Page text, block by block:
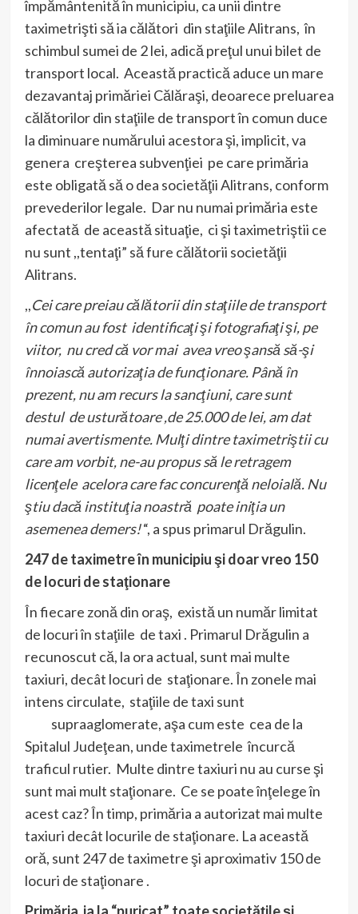
împământenită în municipiu, ca unii dintre
taximetrişti să ia călători din staţiile Alitrans, în
schimbul sumei de 2 lei, adică preţul unui bilet de
transport local. Această practică aduce un mare
dezavantaj primăriei Călăraşi, deoarece preluarea
călătorilor din staţiile de transport în comun duce
la diminuare numărului acestora şi, implicit, va
genera creşterea subvenţiei pe care primăria
este obligată să o dea societăţii Alitrans, conform
prevederilor legale. Dar nu numai primăria este
afectată de această situaţie, ci şi taximetriştii ce
nu sunt ,,tentaţi” să fure călătorii societăţii
Alitrans.
,,Cei care preiau călătorii din staţiile de transport
în comun au fost identificaţi şi fotografiaţi şi, pe
viitor, nu cred că vor mai avea vreo şansă să-şi
înnoiască autorizaţia de funcţionare. Până în
prezent, nu am recurs la sancţiuni, care sunt
destul de usturătoare ,de 25.000 de lei, am dat
numai avertismente. Mulţi dintre taximetriştii cu
care am vorbit, ne-au propus să le retragem
licenţele acelora care fac concurenţă neloială. Nu
ştiu dacă instituţia noastră poate iniţia un
asemenea demers!“, a spus primarul Drăgulin.
247 de taximetre în municipiu şi doar vreo 150
de locuri de staţionare
În fiecare zonă din oraş, există un număr limitat
de locuri în staţiile de taxi . Primarul Drăgulin a
recunoscut că, la ora actual, sunt mai multe
taxiuri, decât locuri de staţionare. În zonele mai
intens circulate, staţiile de taxi sunt
supraaglomerate, aşa cum este cea de la
Spitalul Judeţean, unde taximetrele încurcă
traficul rutier. Multe dintre taxiuri nu au curse şi
sunt mai mult staţionare. Ce se poate înţelege în
acest caz? În timp, primăria a autorizat mai multe
taxiuri decât locurile de staţionare. La această
oră, sunt 247 de taximetre şi aproximativ 150 de
locuri de staţionare .